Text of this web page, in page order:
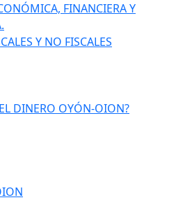
FINANCIERA Y
Y NO FISCALES
DINERO OYÓN-OION?